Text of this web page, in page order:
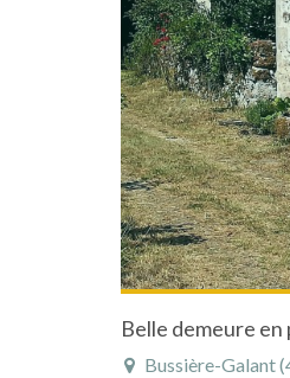
Belle demeure
Bussière-Galant